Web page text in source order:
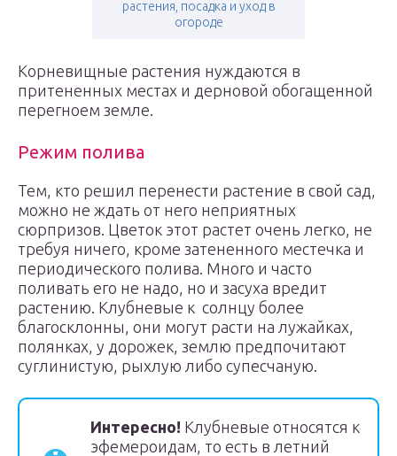
растения, посадка и уход в
огороде
Корневищные растения нуждаются в
притененных местах и дерновой обогащенной
перегноем земле.
Режим полива
Тем, кто решил перенести растение в свой сад,
можно не ждать от него неприятных
сюрпризов. Цветок этот растет очень легко, не
требуя ничего, кроме затененного местечка и
периодического полива. Много и часто
поливать его не надо, но и засуха вредит
растению. Клубневые к солнцу более
благосклонны, они могут расти на лужайках,
полянках, у дорожек, землю предпочитают
суглинистую, рыхлую либо супесчаную.
Интересно! Клубневые относятся к
эфемероидам, то есть в летний